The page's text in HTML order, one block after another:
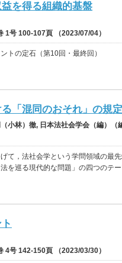
を得る組織的基盤
1号 100-107頁 （2023/07/04）
の定石（第10回・最終回）
「混同のおそれ」の規
小林）徹, 日本法社会学会（編）
て，法社会学という学問領域の最
を巡る現代的な問題」の四つのテ
4号 142-150頁 （2023/03/30）